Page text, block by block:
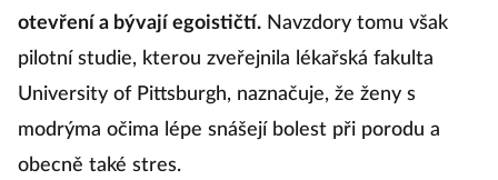
otevření a bývají egoističtí. Navzdory tomu však
pilotní studie, kterou zveřejnila lékařská fakulta
University of Pittsburgh, naznačuje, že ženy s
modrýma očima lépe snášejí bolest při porodu a
obecně také stres.